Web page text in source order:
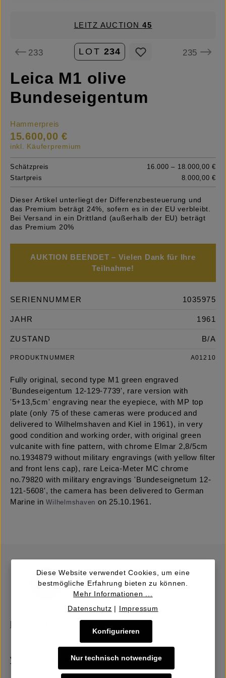
LEITZ AUCTION45
233 LOT 234 235
Leica M1 olive
Bundeseigentum
Hammerpreis
15.600,00 €
inkl. Käuferpremium
Schätzpreis
16.000 – 18.000,00 €
Startpreis
8.000,00 €
Dieser Artikel unterliegt der Differenzbesteuerung und
das Premium beträgt 24%, sofern es in der EU verbleibt.
Bei Versand in ein Drittland (außerhalb der EU) beträgt
das Premium 20%
AUKTION BEENDET – Vielen Dank für Ihre
Teilnahme!
SERIENNUMMER 1035975
JAHR 1961
ZUSTAND B/A
PRODUKTNUMMER A01210
Fully original, second type M1 green engraved
'Bundeseigentum 12-129-7739', rare version with
'5+13,5cm' engraving near the eyepiece, with MP top
plate (only 75 of these cameras were produced and
delivered to Wilhelmshaven and Kiel in 1961), in very
good condition and working order, with original green
vulcanite with fine pattern, with chrome Elmar 2,8/5cm
no.1934879 without military engravings (with yellow filter
and front lens cap), rare Leica-Meter MC chrome
no.79820 with military engravings 'Bundeseignetum 12-
121-5608', the camera has been delivered to German
Marine in Wilhelmshaven on 25.10.1961.
Verkaufen | Einbringen
Diese Website verwendet Cookies, um eine
bestmögliche Erfahrung bieten zu können.
Mehr Informationen ...
Datenschutz | Impressum
Nur technisch notwendige
Konfigurieren